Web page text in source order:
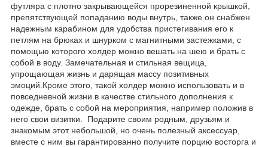
футляра с плотно закрывающейся прорезиненной крышкой,
препятствующей попаданию воды внутрь, также он снабжен
надежным карабином для удобства пристегивания его к
петлям на брюках и шнурком с магнитными застежками, с
помощью которого холдер можно вешать на шею и брать с
собой в воду. Замечательная и стильная вещица,
упрощающая жизнь и дарящая массу позитивных
эмоций.Кроме этого, такой холдер можно использовать и в
повседневной жизни в качестве стильного дополнения к
одежде, брать с собой на мероприятия, например положив в
него свои визитки. Подарите своим родным, друзьям и
знакомым этот небольшой, но очень полезный аксессуар,
вместе с ним вы гарантированно получите порцию восторга и